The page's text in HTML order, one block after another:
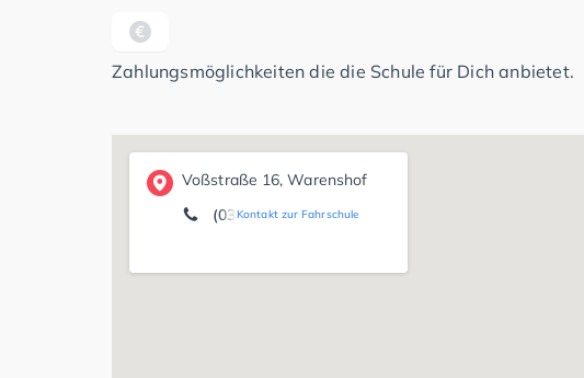
Zahlungsmöglichkeiten die die Schule für Dich anbietet.
Voßstraße 16, Warenshof
Kontakt zur Fahrschule
(039926) 33 66